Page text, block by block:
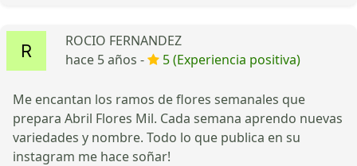
ROCIO FERNANDEZ
hace 5 años -
5 (Experiencia positiva)
Me encantan los ramos de flores semanales que
prepara Abril Flores Mil. Cada semana aprendo nuevas
variedades y nombre. Todo lo que publica en su
instagram me hace soñar!